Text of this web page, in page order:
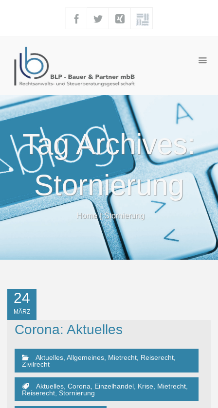
Tag Archives:
Stornierung
Home | Stornierung
24
MÄRZ
Corona: Aktuelles
Aktuelles Allgemeines Mietrecht Reiserecht
Zivilrecht
Aktuelles Corona Einzelhandel Krise Mietrecht
Reiserecht Stornierung